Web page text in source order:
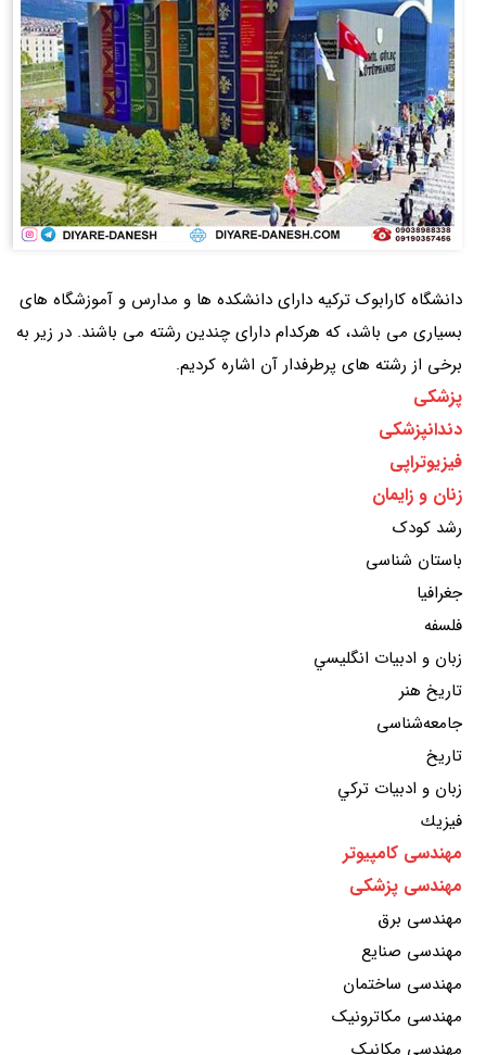
دانشگاه کارابوک ترکیه دارای دانشکده ها و مدارس و آموزشگاه های
بسیاری می باشد، که هرکدام دارای چندین رشته می باشند. در زیر به
برخی از رشته های پرطرفدار آن اشاره کردیم.
پزشکی
دندانپزشکی
فیزیوتراپی
زنان و زایمان
رشد کودک
باستان ‌شناسی
جغرافيا
فلسفه
زبان و ادبيات انگليسي
تاريخ هنر
جامعه‌شناسی
تاريخ
زبان و ادبيات تركي
فيزيك
مهندسی کامپیوتر
مهندسی پزشکی
مهندسی برق
مهندسی صنایع
مهندسی ساختمان
مهندسی مکاترونیک
مهندسی مکانیک